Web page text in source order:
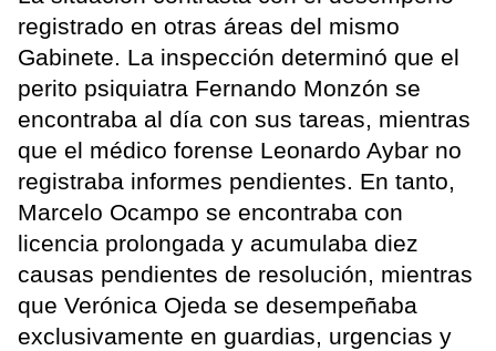
registrado en otras áreas del mismo
Gabinete. La inspección determinó que el
perito psiquiatra Fernando Monzón se
encontraba al día con sus tareas, mientras
que el médico forense Leonardo Aybar no
registraba informes pendientes. En tanto,
Marcelo Ocampo se encontraba con
licencia prolongada y acumulaba diez
causas pendientes de resolución, mientras
que Verónica Ojeda se desempeñaba
exclusivamente en guardias, urgencias y